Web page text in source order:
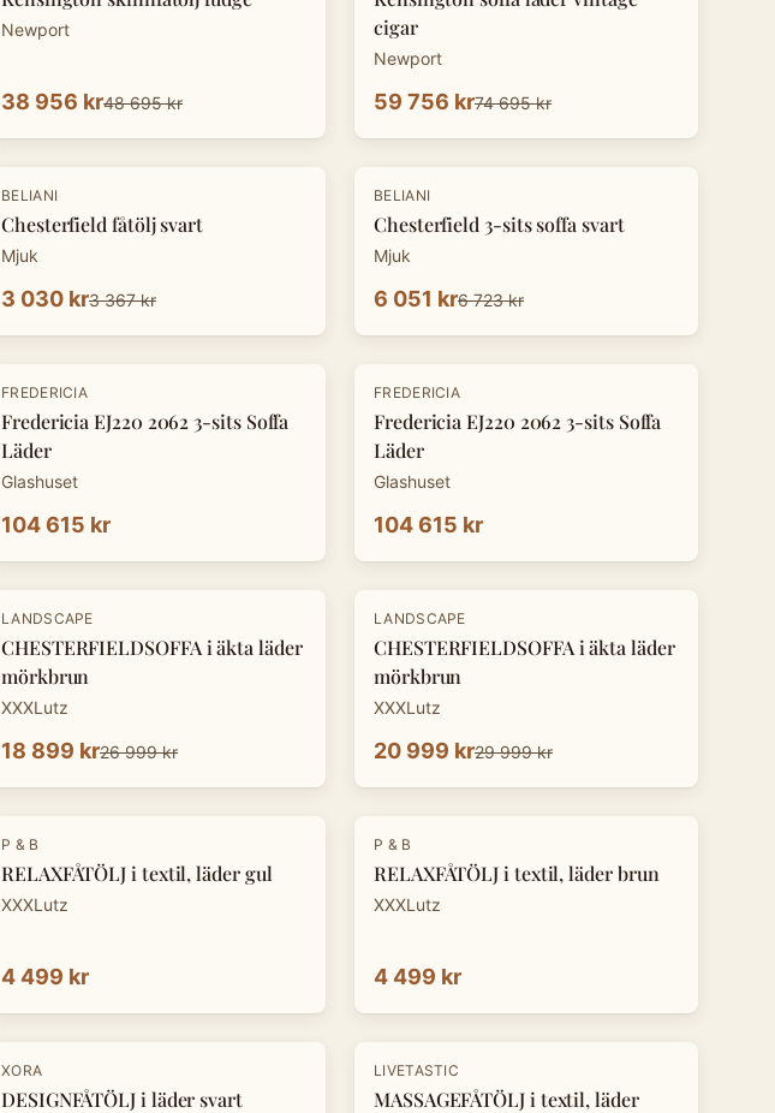
Newport
38 956 kr48 695 kr
cigar
Newport
59 756 kr74 695 kr
-10 %
BELIANI
Chesterfield fåtölj svart
Mjuk
3 030 kr3 367 kr
-10 %
BELIANI
Chesterfield 3-sits soffa svart
Mjuk
6 051 kr6 723 kr
FREDERICIA
Fredericia EJ220 2062 3-sits Soffa
Läder
Glashuset
104 615 kr
FREDERICIA
Fredericia EJ220 2062 3-sits Soffa
Läder
Glashuset
104 615 kr
- 30%
LANDSCAPE
CHESTERFIELDSOFFA i äkta läder
mörkbrun
XXXLutz
18 899 kr26 999 kr
- 30%
LANDSCAPE
CHESTERFIELDSOFFA i äkta läder
mörkbrun
XXXLutz
20 999 kr29 999 kr
P & B
RELAXFÅTÖLJ i textil, läder gul
XXXLutz
4 499 kr
P & B
RELAXFÅTÖLJ i textil, läder brun
XXXLutz
4 499 kr
-30%
XORA
DESIGNFÅTÖLJ i läder svart
- 8%
LIVETASTIC
MASSAGEFÅTÖLJ i textil, läder